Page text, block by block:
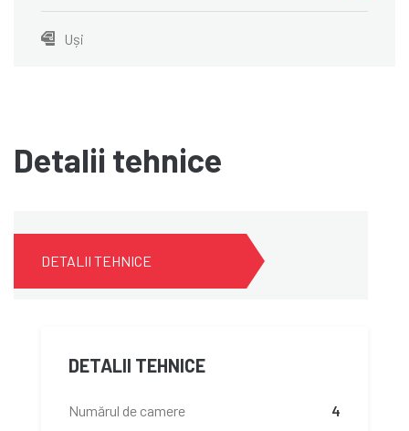
Uși
Detalii tehnice
DETALII TEHNICE
DETALII TEHNICE
Numărul de camere 4